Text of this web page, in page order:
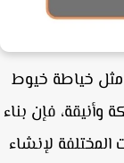
خياطة خيوط
فإن بناء
لإنشاء